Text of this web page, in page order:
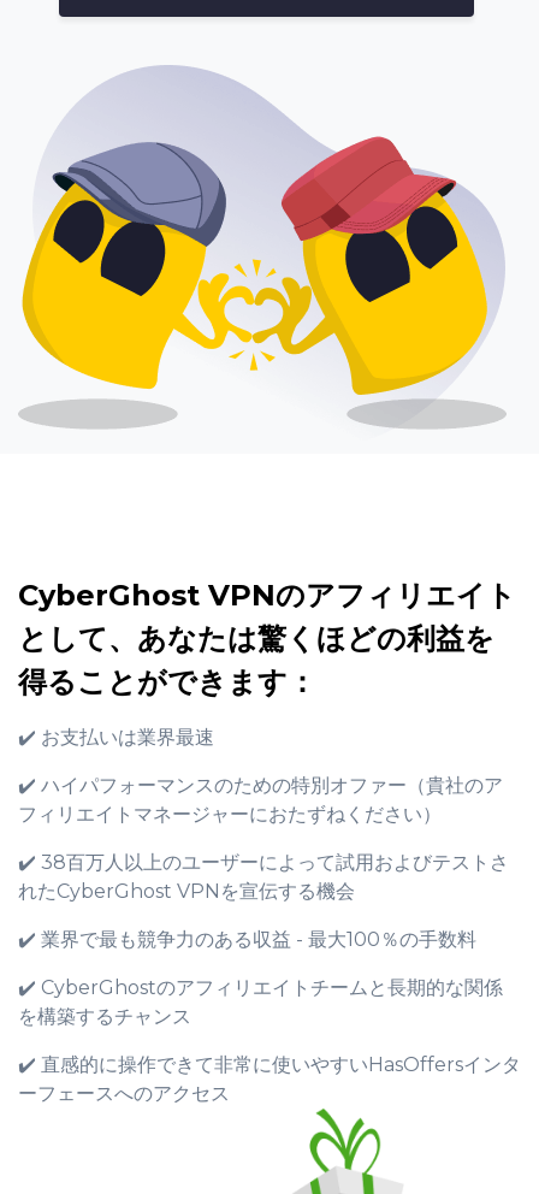
CyberGhost VPNのアフィリエイト
として、あなたは驚くほどの利益を
得ることができます：
✔️ お支払いは業界最速
✔️ ハイパフォーマンスのための特別オファー（貴社のア
フィリエイトマネージャーにおたずねください）
✔️ 38百万人以上のユーザーによって試用およびテストさ
れたCyberGhost VPNを宣伝する機会
✔️ 業界で最も競争力のある収益 - 最大100％の手数料
✔️ CyberGhostのアフィリエイトチームと長期的な関係
を構築するチャンス
✔️ 直感的に操作できて非常に使いやすいHasOffersインタ
ーフェースへのアクセス